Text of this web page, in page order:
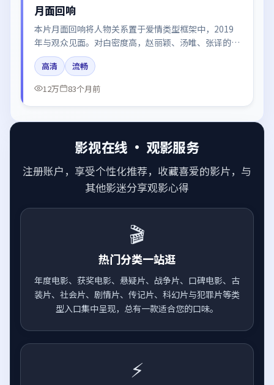
月面回响
本片月面回响将人物关系置于爱情类型框架中，2019
年与观众见面。对白密度高，赵丽颖、汤唯、张译的台
词节奏值得关注；整体气质偏法国都市与冷色调摄影。
高清
流畅
12万
83个月前
影视在线 · 观影服务
注册账户，享受个性化推荐，收藏喜爱的影片，与
其他影迷分享观影心得
🎬
热门分类一站逛
年度电影、获奖电影、悬疑片、战争片、口碑电影、古
装片、社会片、剧情片、传记片、科幻片与犯罪片等类
型入口集中呈现，总有一款适合您的口味。
⚡